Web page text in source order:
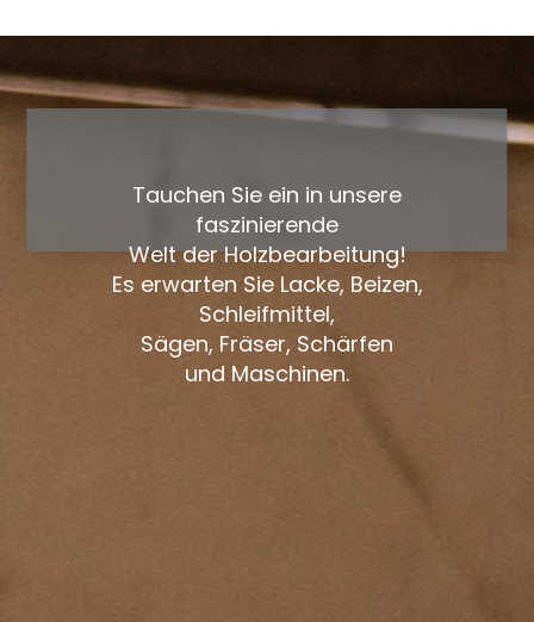
Tauchen Sie ein in unsere
faszinierende
Welt der Holzbearbeitung!
Es erwarten Sie Lacke, Beizen,
Schleifmittel,
Sägen, Fräser, Schärfen
und Maschinen.